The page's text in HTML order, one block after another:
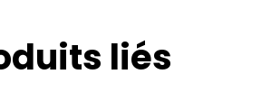
liés